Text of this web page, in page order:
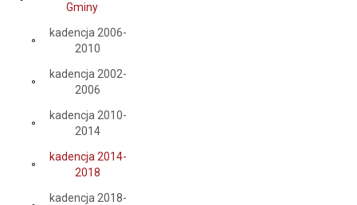
Gminy
kadencja 2006-
2010
kadencja 2002-
2006
kadencja 2010-
2014
kadencja 2014-
2018
kadencja 2018-